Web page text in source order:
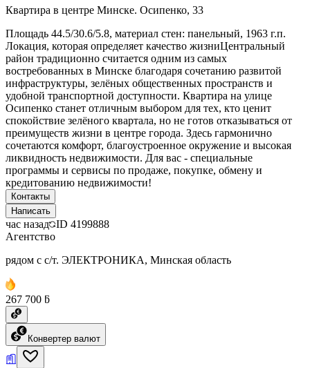
Квартира в центре Минске. Осипенко, 33
Площадь 44.5/30.6/5.8, материал стен: панельный, 1963 г.п.
Локация, которая определяет качество жизниЦентральный
район традиционно считается одним из самых
востребованных в Минске благодаря сочетанию развитой
инфраструктуры, зелёных общественных пространств и
удобной транспортной доступности. Квартира на улице
Осипенко станет отличным выбором для тех, кто ценит
спокойствие зелёного квартала, но не готов отказываться от
преимуществ жизни в центре города. Здесь гармонично
сочетаются комфорт, благоустроенное окружение и высокая
ликвидность недвижимости. Для вас - специальные
программы и сервисы по продаже, покупке, обмену и
кредитованию недвижимости!
Контакты
Написать
час назад ID 4199888
Агентство
рядом с с/т. ЭЛЕКТРОНИКА, Минская область
267 700 ƃ
Конвертер валют